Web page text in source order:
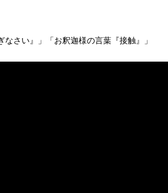
さい』」「お釈迦様の言葉『接触』」